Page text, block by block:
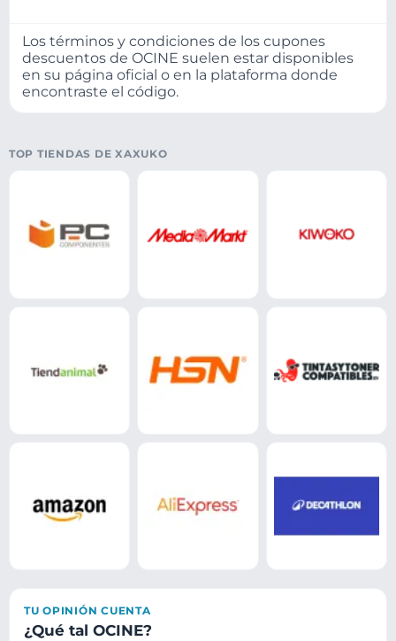
Los términos y condiciones de los cupones
descuentos de OCINE suelen estar disponibles
en su página oficial o en la plataforma donde
encontraste el código.
TOP TIENDAS DE XAXUKO
TU OPINIÓN CUENTA
¿Qué tal OCINE?